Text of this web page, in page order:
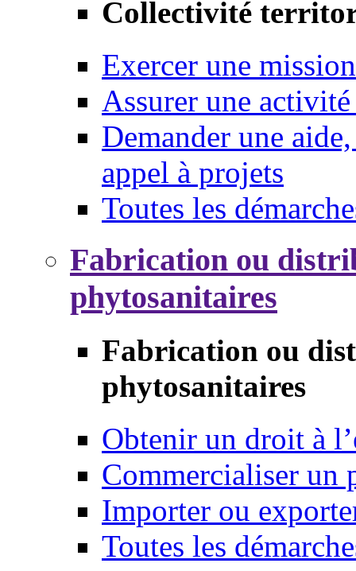
Collectivité
Exercer une mission
Assurer une
Demander une
appel à projets
Toutes les
Fabrication ou
phytosanitaires
Fabrication ou
phytosanitaires
Obtenir un droit à
Commercialiser un
Importer ou
Toutes les